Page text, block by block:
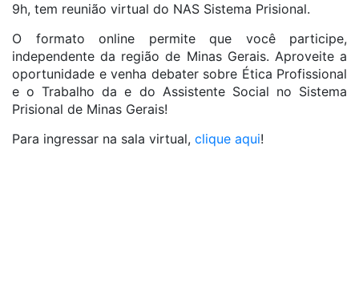
9h, tem reunião virtual do NAS Sistema Prisional.
O formato online permite que você participe,
independente da região de Minas Gerais. Aproveite a
oportunidade e venha debater sobre Ética Profissional
e o Trabalho da e do Assistente Social no Sistema
Prisional de Minas Gerais!
Para ingressar na sala virtual, clique aqui!